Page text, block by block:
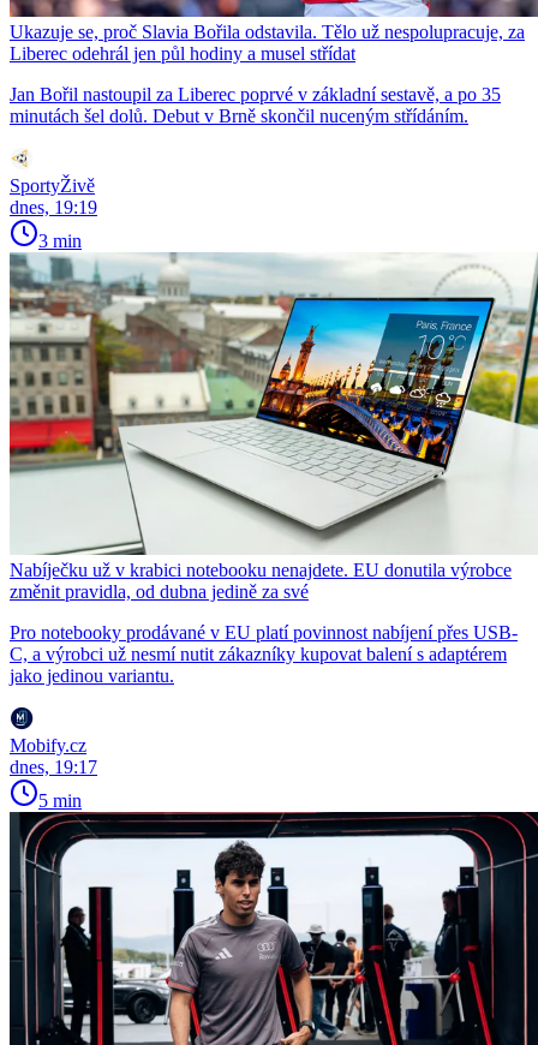
Ukazuje se, proč Slavia Bořila odstavila. Tělo už nespolupracuje, za
Liberec odehrál jen půl hodiny a musel střídat
Jan Bořil nastoupil za Liberec poprvé v základní sestavě, a po 35
minutách šel dolů. Debut v Brně skončil nuceným střídáním.
SportyŽivě
dnes, 19:19
3 min
Nabíječku už v krabici notebooku nenajdete. EU donutila výrobce
změnit pravidla, od dubna jedině za své
Pro notebooky prodávané v EU platí povinnost nabíjení přes USB-
C, a výrobci už nesmí nutit zákazníky kupovat balení s adaptérem
jako jedinou variantu.
Mobify.cz
dnes, 19:17
5 min